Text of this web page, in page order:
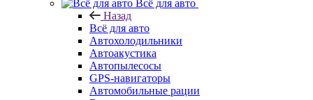
Всё для авто
Назад
Всё для авто
Автохолодильники
Автоакустика
Автопылесосы
GPS-навигаторы
Автомобильные рации